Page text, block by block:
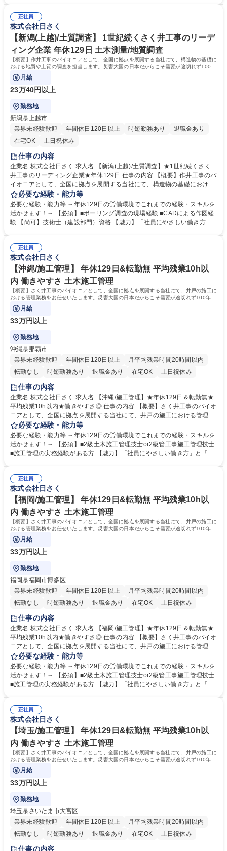
社の責任者としてマネジメント業務にもチャレンジいただきたいです！ 募
集職種 ★未経験歓迎★【福岡/技術総合職】[年間休日128日＆基本定時帰
り]/転勤無◎
し、負担がかからないよう人員の増加を行っております。現場出身の社長
だからこそ、働き方には特に注力しております。 ■時代のニーズに対応し
実績とノウハウを築きました。海外インフラ整備や災害対策など、現在は
積極的に海外人材の育成も行っております。 学歴・資格 学歴：大学院 大
学 高専 短大 専修学校 高校 語学力： 資格：第一種運転免許普通自動車
正社員
株式会社日さく
【新潟(上越)/土質調査】 1世紀続くさく井工事のリーデ
ィング企業 年休129日 土木測量/地質調査
【概要】作井工事のパイオニアとして、全国に拠点を展開する当社にて、構造物の基礎に
おける地質や土質の調査を担当します。災害大国の日本だからこそ需要が途切れず100年
以上の歴史を築いています。
月給
23万40円以上
勤務地
新潟県上越市
業界未経験歓迎
年間休日120日以上 時短勤務あり
退職金あり
在宅OK
土日祝休み
仕事の内容
企業名 株式会社日さく 求人名 【新潟(上越)/土質調査】★1世紀続くさく
井工事のリーディング企業★年休129日 仕事の内容 【概要】作井工事のパ
イオニアとして、全国に拠点を展開する当社にて、構造物の基礎における
地質や土質の調査を担当します。災害大国の日本だからこそ需要が途切れ
ず100年以上の歴史を築いています。 【詳細】構造物基礎に関わる調査と
解析を行います。土質・地質の調査、原位置試験の現場監督、調査の報告
書の作成を担います。 ★将来的には、部門の責任者としてマネジメント業
やりがいにつながります。一方、実力が結果に強く反映するためスキル向
上意欲が重要です。 募集職種 【新潟(上越)/土質調査】★1世紀続くさく井
工事のリーディング企業★年休129日
必要な経験・能力等
必要な経験・能力等 ～年休129日の労働環境でこれまでの経験・スキルを
活かせます！～ 【必須】■ボーリング調査の現場経験 ■CADによる作図経
験 【尚可】技術士（建設部門）資格 【魅力】「社員にやさしい働き方」
の増加を行っております。現場出身の社長だからこそ、働き方には特に注
力しております。 ■時代のニーズに対応し実績とノウハウを築きました。
海外インフラ整備や災害対策など、現在は積極的に海外人材の育成も行っ
ております。 学歴・資格 学歴：大学院 大学 高専 短大 専修学校 高校 語学
力： 資格：技術士(建設部門、上下水道部門)
正社員
株式会社日さく
【沖縄/施工管理】 年休129日&転勤無 平均残業10h以
内 働きやすさ 土木施工管理
【概要】さく井工事のパイオニアとして、全国に拠点を展開する当社にて、井戸の施工に
おける管理業務をお任せいたします。災害大国の日本だからこそ需要が途切れず100年以
上の歴史を築いています。
月給
33万円以上
勤務地
沖縄県那覇市
業界未経験歓迎
年間休日120日以上
月平均残業時間20時間以内
転勤なし
時短勤務あり 退職金あり 在宅OK 土日祝休み
仕事の内容
企業名 株式会社日さく 求人名 【沖縄/施工管理】★年休129日＆転勤無★
平均残業10h以内★働きやすさ◎ 仕事の内容 【概要】さく井工事のパイオ
ニアとして、全国に拠点を展開する当社にて、井戸の施工における管理業
務をお任せいたします。災害大国の日本だからこそ需要が途切れず100年
以上の歴史を築いています。 【詳細】施工における工程・品質・安全の管
理・発注者との打合せ等、井戸の掘削工事・井戸に付随する設備工事の施
工管理業務をお任せします。 【案件例】地震観測井戸/上水道用井戸/非常
将来的には、施工管理部門の責任者として業務をお任せします。 募集職種
【沖縄/施工管理】★年休129日＆転勤無★平均残業10h以内★働きやすさ
◎
必要な経験・能力等
必要な経験・能力等 ～年休129日の労働環境でこれまでの経験・スキルを
活かせます！～ 【必須】■2級土木施工管理技士or2級管工事施工管理技士
■施工管理の実務経験がある方 【魅力】「社員にやさしい働き方」と「10
を行っております。現場出身の社長だからこそ、働き方には特に注力して
おります。 ■時代のニーズに対応し実績とノウハウを築きました。海外イ
ンフラ整備や災害対策など、現在は積極的に海外人材の育成も行っており
ます。 学歴・資格 学歴：大学院 大学 高専 短大 専修学校 高校 語学力：
資格：2級土木施工管理技士 2級管工事施工管理技士
正社員
株式会社日さく
【福岡/施工管理】 年休129日&転勤無 平均残業10h以
内 働きやすさ 土木施工管理
【概要】さく井工事のパイオニアとして、全国に拠点を展開する当社にて、井戸の施工に
おける管理業務をお任せいたします。災害大国の日本だからこそ需要が途切れず100年以
上の歴史を築いています。
月給
33万円以上
勤務地
福岡県福岡市博多区
業界未経験歓迎
年間休日120日以上
月平均残業時間20時間以内
転勤なし
時短勤務あり 退職金あり 在宅OK 土日祝休み
仕事の内容
企業名 株式会社日さく 求人名 【福岡/施工管理】★年休129日＆転勤無★
平均残業10h以内★働きやすさ◎ 仕事の内容 【概要】さく井工事のパイオ
ニアとして、全国に拠点を展開する当社にて、井戸の施工における管理業
務をお任せいたします。災害大国の日本だからこそ需要が途切れず100年
以上の歴史を築いています。 【詳細】施工における工程・品質・安全の管
理・発注者との打合せ等、井戸の掘削工事・井戸に付随する設備工事の施
工管理業務をお任せします。 【案件例】地震観測井戸/上水道用井戸/非常
将来的には、施工管理部門の責任者として業務をお任せします。 募集職種
【福岡/施工管理】★年休129日＆転勤無★平均残業10h以内★働きやすさ
◎
必要な経験・能力等
必要な経験・能力等 ～年休129日の労働環境でこれまでの経験・スキルを
活かせます！～ 【必須】■2級土木施工管理技士or2級管工事施工管理技士
■施工管理の実務経験がある方 【魅力】「社員にやさしい働き方」と「10
を行っております。現場出身の社長だからこそ、働き方には特に注力して
おります。 ■時代のニーズに対応し実績とノウハウを築きました。海外イ
ンフラ整備や災害対策など、現在は積極的に海外人材の育成も行っており
ます。 学歴・資格 学歴：大学院 大学 高専 短大 専修学校 高校 語学力：
資格：
正社員
株式会社日さく
【埼玉/施工管理】 年休129日&転勤無 平均残業10h以
内 働きやすさ 土木施工管理
【概要】さく井工事のパイオニアとして、全国に拠点を展開する当社にて、井戸の施工に
おける管理業務をお任せいたします。災害大国の日本だからこそ需要が途切れず100年以
上の歴史を築いています。
月給
33万円以上
勤務地
埼玉県さいたま市大宮区
業界未経験歓迎
年間休日120日以上
月平均残業時間20時間以内
転勤なし
時短勤務あり 退職金あり 在宅OK 土日祝休み
仕事の内容